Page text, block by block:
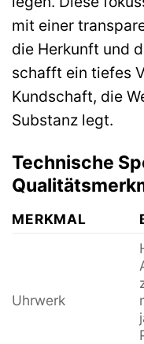
mit einer
die Herkunft und
schafft ein tiefes
Kundschaft, die
Substanz legt.
Technische
MERKMAL
Uhrwerk